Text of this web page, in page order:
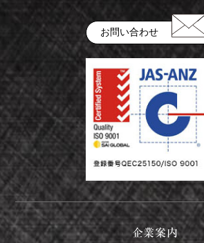
お問い合わせ
企業案内